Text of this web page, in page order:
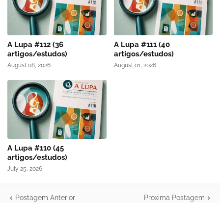
A Lupa #112 (36
artigos/estudos)
August 08, 2026
A Lupa #111 (40
artigos/estudos)
August 01, 2026
A Lupa #110 (45
artigos/estudos)
July 25, 2026
Postagem Anterior Próxima Postagem